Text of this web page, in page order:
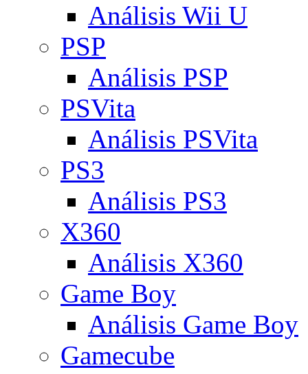
Análisis Wii U
PSP
Análisis PSP
PSVita
Análisis PSVita
PS3
Análisis PS3
X360
Análisis X360
Game Boy
Análisis Game Boy
Gamecube